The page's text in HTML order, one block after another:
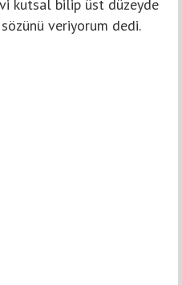
kutsal bilip üst düzeyde
veriyorum dedi.